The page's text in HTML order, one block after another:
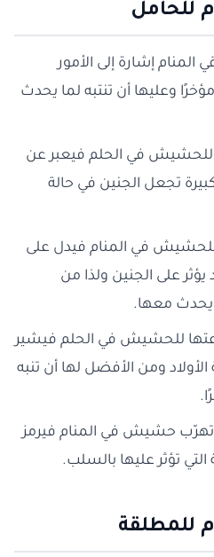
للحامل
إشارة إلى الأمور
وعليها أن تنتبه لما يحدث
للحشيش في الحلم فيعبر عن
تجعل الجنين في حالة
للحشيش في المنام فيدل على
على الجنين ولذا من
يحدث معها.
للحشيش في الحلم فيشير
الأولاد ومن الأفضل لها أن تنبه
تهرّب حشيش في المنام فيرمز
التي تؤثر عليها بالسلب.
للمطلقة